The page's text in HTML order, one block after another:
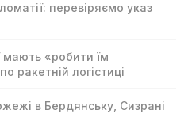
перевіряємо указ
мають «робити їм
ракетній логістиці
в Бердянську, Сизрані